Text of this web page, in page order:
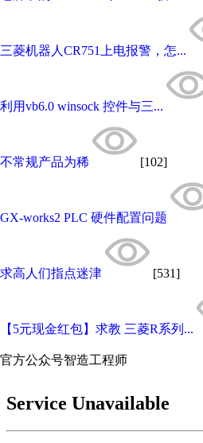
三菱机器人CR751上电报警，怎...
利用vb6.0 winsock 控件与三...
不常规产品为稀 [102]
GX-works2 PLC 硬件配置问题
求高人们指点迷津 [531]
【5元现金红包】求教 三菱R系列...
官方公众号智造工程师